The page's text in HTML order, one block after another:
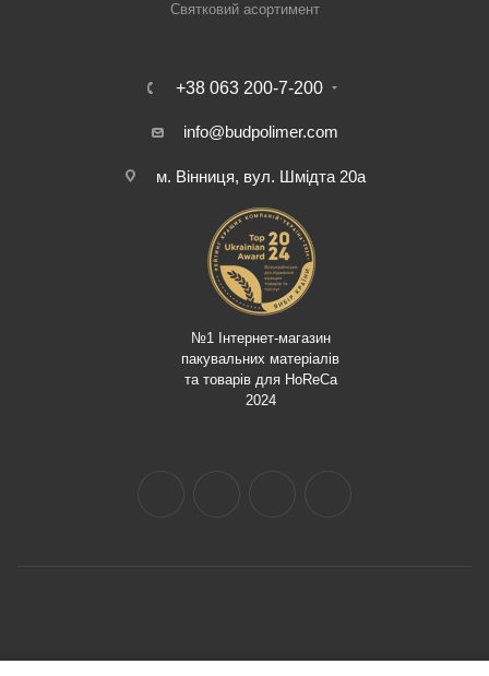
Святковий асортимент
+38 063 200-7-200
info@budpolimer.com
м. Вінниця, вул. Шмідта 20а
№1 Інтернет-магазин
пакувальних матеріалів
та товарів для HoReCa
2024